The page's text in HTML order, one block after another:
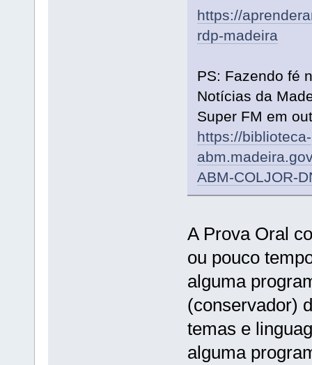
https://
rdp-madeira
PS: Fazendo fé
Notícias da
Super FM em
https://biblioteca-
ABM-COLJOR-
A Prova Oral
ou pouco
alguma
(conservador)
temas e
alguma